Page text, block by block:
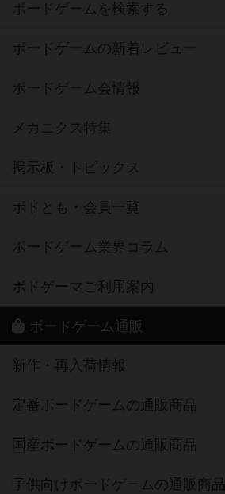
ボードゲームを検索する
ボードゲームの新着レビュー
ボードゲーム会情報
メカニクス特集
掲示板・トピックス
ボドとも・会員一覧
ボードゲーム業界コラム
ボドゲーマご利用案内
ボードゲーム通販
新作・再入荷情報
定番ボードゲームの通販商品
国産ボードゲームの通販商品
子供向けボードゲームの通販商品